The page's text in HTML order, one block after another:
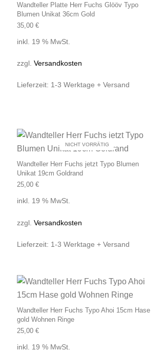
Wandteller Platte Herr Fuchs Glööv Typo
Blumen Unikat 36cm Gold
35,00 €
inkl. 19 % MwSt.
zzgl. Versandkosten
Lieferzeit: 1-3 Werktage + Versand
NICHT VORRÄTIG
Wandteller Herr Fuchs jetzt Typo Blumen
Unikat 19cm Goldrand
25,00 €
inkl. 19 % MwSt.
zzgl. Versandkosten
Lieferzeit: 1-3 Werktage + Versand
Wandteller Herr Fuchs Typo Ahoi 15cm Hase
gold Wohnen Ringe
25,00 €
inkl. 19 % MwSt.